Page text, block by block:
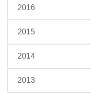
2016
2015
2014
2013